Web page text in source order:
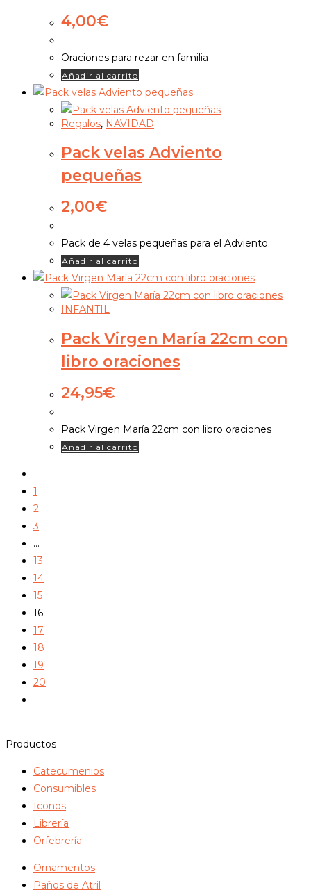
4,00€
Oraciones para rezar en familia
Añadir al carrito
Regalos, NAVIDAD
Pack velas Adviento
pequeñas
2,00€
Pack de 4 velas pequeñas para el Adviento.
Añadir al carrito
INFANTIL
Pack Virgen María 22cm con
libro oraciones
24,95€
Pack Virgen María 22cm con libro oraciones
Añadir al carrito
1
2
3
…
13
14
15
16
17
18
19
20
Productos
Catecumenios
Consumibles
Iconos
Librería
Orfebrería
Ornamentos
Paños de Atril